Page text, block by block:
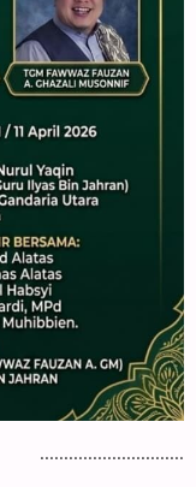
..............................